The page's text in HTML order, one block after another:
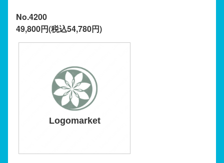
No.4200
49,800円(税込54,780円)
Logomarket